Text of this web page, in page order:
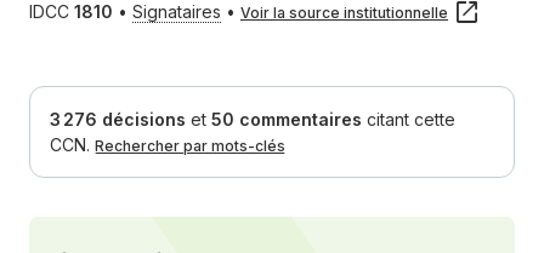
IDCC 1810 • Signataires • Voir la source institutionnelle
3 276 décisions et 50 commentaires citant cette
CCN. Rechercher par mots-clés